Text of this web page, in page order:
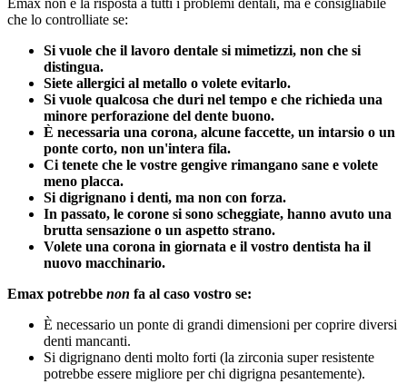
che lo controlliate se:
Si vuole che il lavoro dentale si mimetizzi, non che si
distingua.
Siete allergici al metallo o volete evitarlo.
Si vuole qualcosa che duri nel tempo e che richieda una
minore perforazione del dente buono.
È necessaria una corona, alcune faccette, un intarsio o un
ponte corto, non un'intera fila.
Ci tenete che le vostre gengive rimangano sane e volete
meno placca.
Si digrignano i denti, ma non con forza.
In passato, le corone si sono scheggiate, hanno avuto una
brutta sensazione o un aspetto strano.
Volete una corona in giornata e il vostro dentista ha il
nuovo macchinario.
Emax potrebbe non fa al caso vostro se:
È necessario un ponte di grandi dimensioni per coprire diversi
denti mancanti.
Si digrignano denti molto forti (la zirconia super resistente
potrebbe essere migliore per chi digrigna pesantemente).